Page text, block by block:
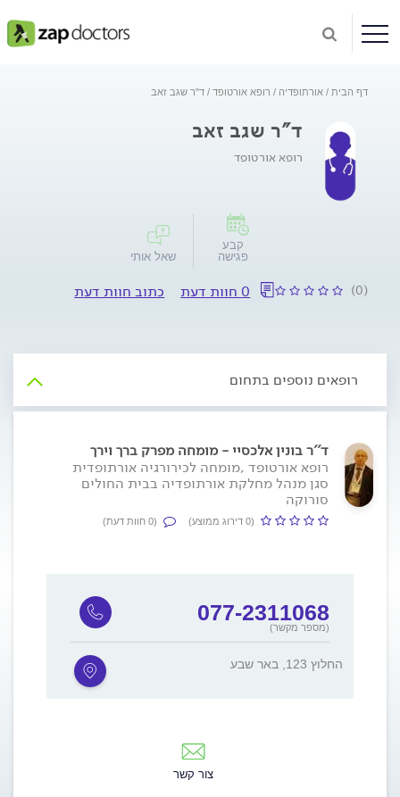
דף הבית אורתופדיה רופא אורטופד ד"ר שגב זאב
ד"ר שגב זאב
רופא אורטופד
קבע
פגישה
שאל אותי
(0) 0 חוות דעת כתוב חוות דעת
רופאים נוספים בתחום
ד''ר בונין אלכסיי - מומחה מפרק ברך וירך
רופא אורטופד ,מומחה לכירורגיה אורתופדית
סגן מנהל מחלקת אורתופדיה בבית החולים
סורוקה
(0 דירוג ממוצע) (0 חוות דעת)
077-2311068
(מספר מקשר)
החלוץ 123, באר שבע
צור קשר